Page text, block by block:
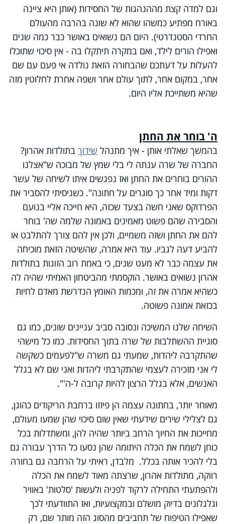
וגם למדה קצת מההנהגות של החסידות (אותן היא ציינה
באורח מפתיע כמשהו שהוא לא שונה בהרבה מהעולם
החרדי הסטנדרטי). היום הם נשואים באושר כבר כמה שנים
ואפילו הורים לילד, ואם במקרה תיתקלו בה - אין סיכוי שתוכלו
להעלות על דעתכם שהבחורה הזאת נולדה אי פעם עם שם
אחר, במקום אחר, לתוך עולם אחר ושפה אחרת לחלוטין מזה
שהיא משתייכת אליו היום.
ה' בוחר את החתן
בהמשך שאלתי אותן - איך מתנהל שידוך בתולדות אהרון?
החברה של שרה ענתה לי בלי שמץ של מבוכה ש"אצלנו
ההורים בוחרים את החתן ואז נפגשים איתו לשיחה של עשר
דקות ומיד אחר כך סוגרים על חתונה". כשניסיתי להסביר את
הפרדוקס שאני חשה בצעד שכזה, היא חייכה אליי בנועם
והסבירה שהם פשוט מאמינים באמונה שלמה שה' בוחר
להם את החתן ושזה משמיים, ולכן אין להם צורך להתלבט או
להביע דעה לגביו. עוד היא אמרה, שהשיטה הזאת מוכיחה
את עצמה כבר לא מעט שנים, כי באמת רוב הזוגות בתולדות
אהרון נשואים באושר. הוקסמתי מהביטחון האמיתי שהיה לה
כשהיא אמרה את זה, ומכמות האומץ הנדרשת מאדם לחיות
בכזאת אמונה פשוטה.
השיחה שלנו המשיכה ונסובה סביב עניינים שונים, כמו גם
סוגיית ההשתלבות של שרה בתוך החסידות. כמו כל מישהי
שהתקרבה ליהדות, שמעתי גם משרה ש"לפעמים כשקשה
לי אני מזכירה לעצמי שהתקרבתי ליהדות ואני שם לא בגלל
האנשים, אלא בגלל הרצון להיות קרובה ל-ה'".
מאוחר יותר, בחתונה עצמה הן פיזזו ברחבת הריקודים כהוגן,
גם לצלילי שירים שידעתי שאין שום סיכוי שהן שמעו מעולם,
מחייכות את החיוך הרחב ביותר שהיה להן, ומשתדלות בכל
כוחן לשמח את הכלה היתומה שהן נסעו כל הדרך עבורה גם
בלי להכיר אותה בכלל. מלבדן, ראיתי על הרחבה גם בחורה
רווקה, מתולדות אהרון, שרצתה מאוד לשמח את הכלה
ולהפתעתי התחילה לרקוד לפניה ולעשות 'סלטות' באוויר
וגלגלונים בדיוק מושלם ובמקצועיות, ואז התוודעתי לכך
שאפילו הטיפוח של תחביבים מהסוג הזה מותר שם, רק